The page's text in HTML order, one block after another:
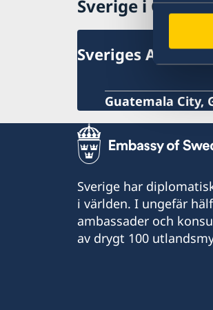
Sverige i
Sveriges
Guatemala City,
Sverige har
i världen. I ungefär
ambassader och
av drygt 100